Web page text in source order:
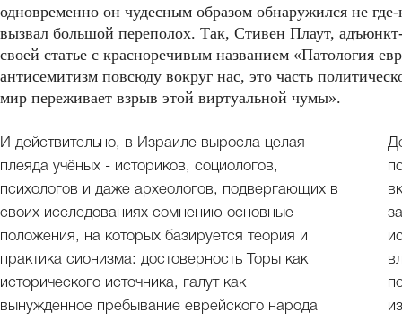
одновременно он чудесным образом обнаружился не
вызвал большой переполох. Так, Стивен Плаут,
своей статье с красноречивым названием «Патология
антисемитизм повсюду вокруг нас, это часть
мир переживает взрыв этой виртуальной чумы».
И действительно, в Израиле выросла целая
плеяда учёных - историков, социологов,
психологов и даже археологов, подвергающих в
своих исследованиях сомнению основные
положения, на которых базируется теория и
практика сионизма: достоверность Торы как
исторического источника, галут как
вынужденное пребывание еврейского народа